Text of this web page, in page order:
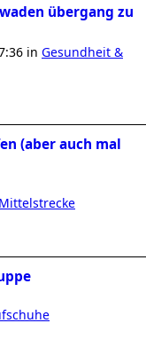
übergang zu
in Gesundheit &
(aber auch mal
Mittelstrecke